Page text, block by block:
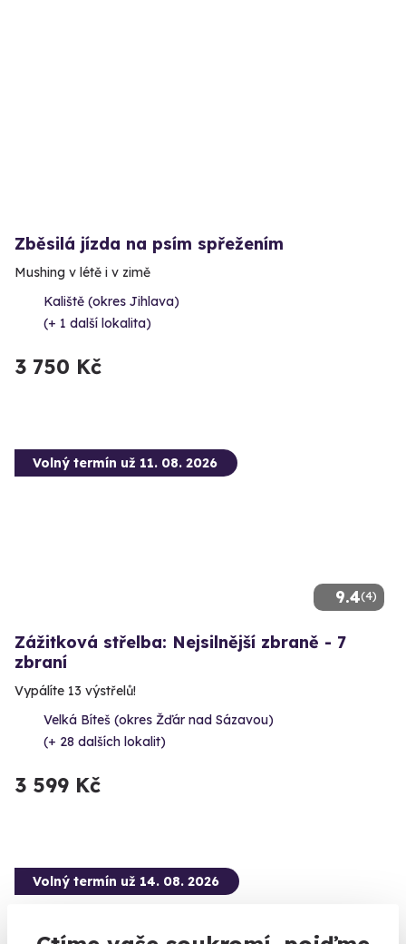
Zběsilá jízda na psím spřežením
Mushing v létě i v zimě
Kaliště (okres Jihlava)
(+ 1 další lokalita)
3 750 Kč
9.4(4)
Volný termín už 11. 08. 2026
Zážitková střelba: Nejsilnější zbraně - 7
zbraní
Vypálíte 13 výstřelů!
Velká Bíteš (okres Žďár nad Sázavou)
(+ 28 dalších lokalit)
3 599 Kč
Volný termín už 14. 08. 2026